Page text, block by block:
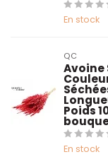
En stock
QC
Avoine
Poids
En stock